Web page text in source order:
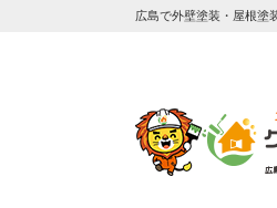
広島で外壁塗装・屋根塗